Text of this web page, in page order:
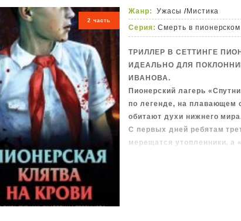
2 часть
Жанр: Ужасы /Мистика
Серия: Смерть в пионерском
ТРИЛЛЕР В СЕТТИНГЕ
ИДЕАЛЬНО ДЛЯ
ИВАНОВА.
Пионерский лагерь
по легенде, на плавающем
обитают духи нижнего
С первых дней ребятам
мерещатся утопленники,